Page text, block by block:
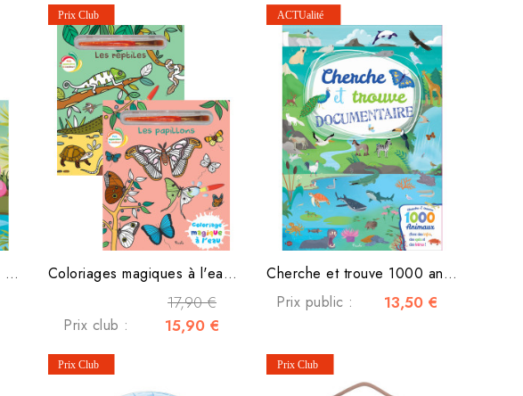
Colorie les flamants roses, Colorie les licornes Coloriages magiques à l'eau Papillons, Reptiles
17,90 €
Prix club : 15,90 €
Cherche et trouve 1000 animaux
Prix public :
13,50 €